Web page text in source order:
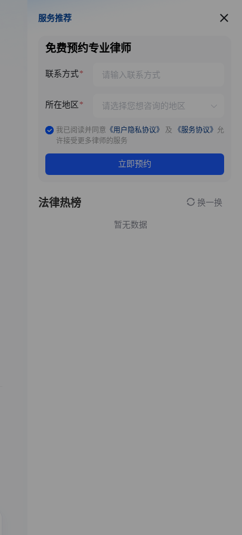
服务推荐
服务推荐
免费预约专业律师
联系方式
所在地区
我已阅读并同意 《用户隐私协议》 及 《服务协议》 允
许接受更多律师的服务
立即预约
法律热榜 换一换
暂无数据